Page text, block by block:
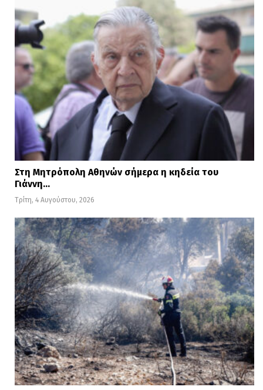
Στη Μητρόπολη Αθηνών σήμερα η κηδεία του
Γιάννη…
Τρίτη, 4 Αυγούστου, 2026